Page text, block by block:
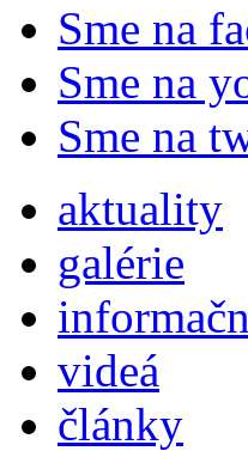
Sme na
Sme na
Sme na
aktuality
galérie
videá
články